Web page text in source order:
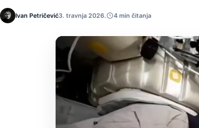
Ivan Petričević3. travnja 2026. 4 min čitanja